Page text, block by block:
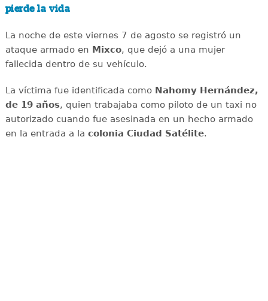
pierde la vida
La noche de este viernes 7 de agosto se registró un
ataque armado en Mixco, que dejó a una mujer
fallecida dentro de su vehículo.
La víctima fue identificada como Nahomy Hernández,
de 19 años, quien trabajaba como piloto de un taxi no
autorizado cuando fue asesinada en un hecho armado
en la entrada a la colonia Ciudad Satélite.